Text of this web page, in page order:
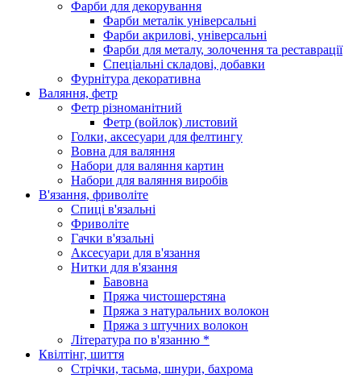
Фарби для декорування
Фарби металік універсальні
Фарби акрилові, універсальні
Фарби для металу, золочення та реставрації
Спеціальні складові, добавки
Фурнітура декоративна
Валяння, фетр
Фетр різноманітний
Фетр (войлок) листовий
Голки, аксесуари для фелтингу
Вовна для валяння
Набори для валяння картин
Набори для валяння виробів
В'язання, фриволіте
Спиці в'язальні
Фриволіте
Гачки в'язальні
Аксесуари для в'язання
Нитки для в'язання
Бавовна
Пряжа чистошерстяна
Пряжа з натуральних волокон
Пряжа з штучних волокон
Література по в'язанню *
Квілтінг, шиття
Стрічки, тасьма, шнури, бахрома